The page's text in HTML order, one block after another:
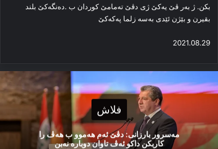
بكن. ژ بەر ڤێ یەكێ ژی دڤێ‌ ته‌مامێ کوردان ب .ده‌نگه‌کێ بلند
بقیرن و بێژن ئێدی به‌سه‌ زلما پەكەكێ‌
2021.08.29
فلاش
مەسرور بارزانی: دڤێ ئەم هەموو ب هەڤ را
کاربکن داکو ئەڤ تاوان دوبارە نەبن